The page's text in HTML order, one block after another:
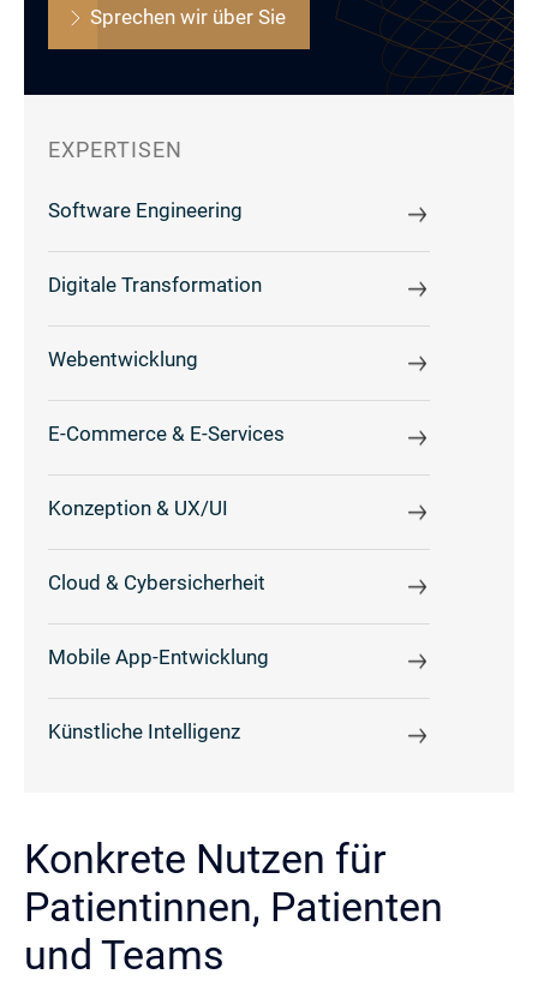
Sprechen wir über Sie
EXPERTISEN
Software Engineering
Digitale Transformation
Webentwicklung
E-Commerce & E-Services
Konzeption & UX/UI
Cloud & Cybersicherheit
Mobile App-Entwicklung
Künstliche Intelligenz
Konkrete Nutzen für
Patientinnen, Patienten
und Teams